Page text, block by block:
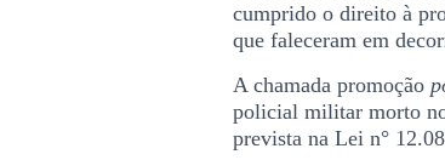
cumprido o direito à
que faleceram em
A chamada promoção
policial militar morto
prevista na Lei n°